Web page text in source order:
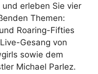
erleben Sie vier
Themen:
Roaring-Fifties
Gesang von
sowie dem
Michael Parlez.